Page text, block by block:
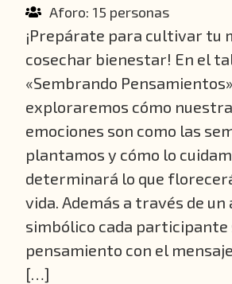
Aforo: 15 personas
¡Prepárate para cultivar tu
cosechar bienestar! En el
«Sembrando Pensamientos»
exploraremos cómo
emociones son como las
plantamos y cómo lo
determinará lo que
vida. Además a través de un
simbólico cada participante
pensamiento con el
[…]